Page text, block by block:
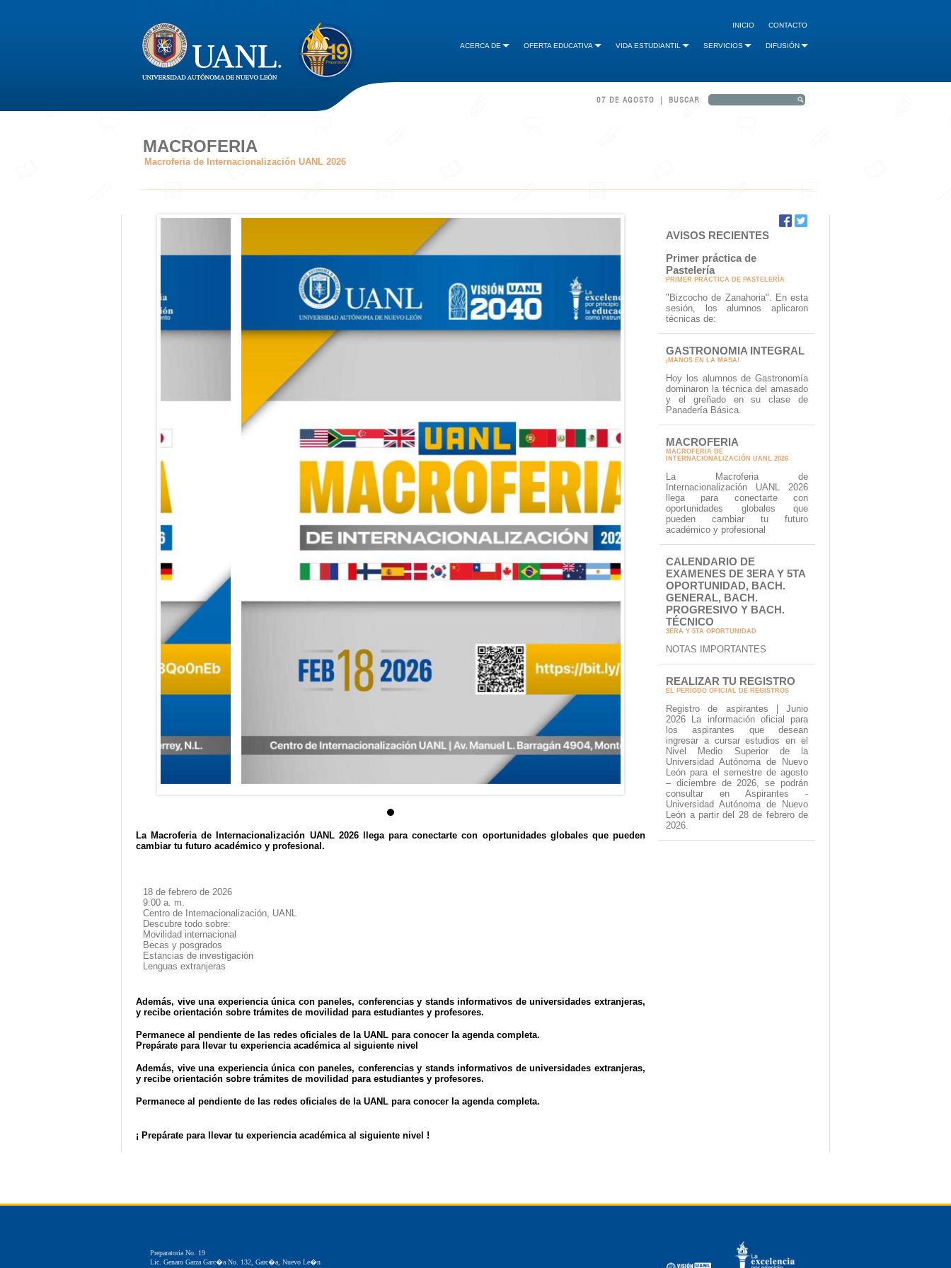
INICIO CONTACTO
ACERCA DE OFERTA EDUCATIVA VIDA ESTUDIANTIL SERVICIOS DIFUSIÓN
07 DE AGOSTO | BUSCAR
MACROFERIA
Macroferia de Internacionalización UANL 2026
La Macroferia de Internacionalización UANL 2026 llega para conectarte con oportunidades globales que pueden
cambiar tu futuro académico y profesional.
18 de febrero de 2026
9:00 a. m.
Centro de Internacionalización, UANL
Descubre todo sobre:
Movilidad internacional
Becas y posgrados
Estancias de investigación
Lenguas extranjeras
Además, vive una experiencia única con paneles, conferencias y stands informativos de universidades extranjeras,
y recibe orientación sobre trámites de movilidad para estudiantes y profesores.
Permanece al pendiente de las redes oficiales de la UANL para conocer la agenda completa.
Prepárate para llevar tu experiencia académica al siguiente nivel
Además, vive una experiencia única con paneles, conferencias y stands informativos de universidades extranjeras,
y recibe orientación sobre trámites de movilidad para estudiantes y profesores.
Permanece al pendiente de las redes oficiales de la UANL para conocer la agenda completa.
¡ Prepárate para llevar tu experiencia académica al siguiente nivel !
AVISOS RECIENTES
Primer práctica de
Pastelería
PRIMER PRÁCTICA DE PASTELERÍA
"Bizcocho de Zanahoria". En esta
sesión, los alumnos aplicaron
técnicas de:
GASTRONOMIA INTEGRAL
¡MANOS EN LA MASA!
Hoy los alumnos de Gastronomía
dominaron la técnica del amasado
y el greñado en su clase de
Panadería Básica.
MACROFERIA
MACROFERIA DE
INTERNACIONALIZACIÓN UANL 2026
La Macroferia de
Internacionalización UANL 2026
llega para conectarte con
oportunidades globales que
pueden cambiar tu futuro
académico y profesional
CALENDARIO DE
EXAMENES DE 3ERA Y 5TA
OPORTUNIDAD, BACH.
GENERAL, BACH.
PROGRESIVO Y BACH.
TÉCNICO
3ERA Y 5TA OPORTUNIDAD
NOTAS IMPORTANTES
REALIZAR TU REGISTRO
EL PERÍODO OFICIAL DE REGISTROS
Registro de aspirantes | Junio
2026 La información oficial para
los aspirantes que desean
ingresar a cursar estudios en el
Nivel Medio Superior de la
Universidad Autónoma de Nuevo
León para el semestre de agosto
– diciembre de 2026, se podrán
consultar en Aspirantes -
Universidad Autónoma de Nuevo
León a partir del 28 de febrero de
2026.
Preparatoria No. 19
Lic. Genaro Garza Garc�a No. 132, Garc�a, Nuevo Le�n